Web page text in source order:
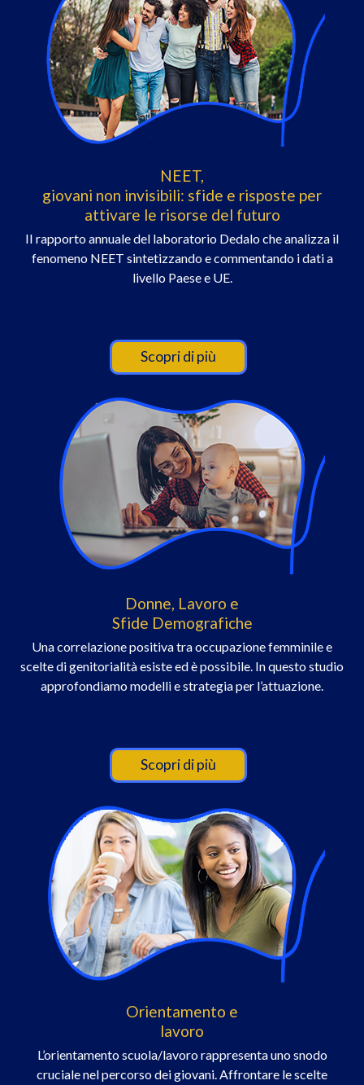
NEET,
giovani non invisibili: sfide e risposte per
attivare le risorse del futuro
II rapporto annuale del laboratorio Dedalo che analizza il
fenomeno NEET sintetizzando e commentando i dati a
livello Paese e UE.
Scopri di più
Donne, Lavoro e
Sfide Demografiche
Una correlazione positiva tra occupazione femminile e
scelte di genitorialità esiste ed è possibile. In questo studio
approfondiamo modelli e strategia per l’attuazione.
Scopri di più
Orientamento e
lavoro
L’orientamento scuola/lavoro rappresenta uno snodo
cruciale nel percorso dei giovani. Affrontare le scelte